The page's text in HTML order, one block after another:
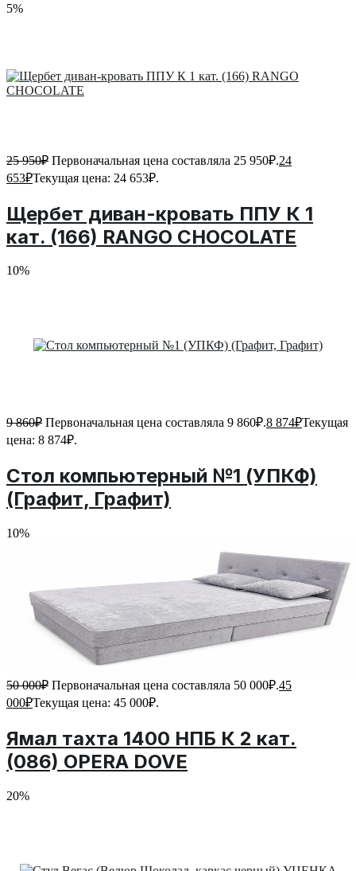
5%
25 950₽ Первоначальная цена составляла 25 950₽.24
653₽Текущая цена: 24 653₽.
Щербет диван-кровать ППУ К 1
кат. (166) RANGO CHOCOLATE
10%
9 860₽ Первоначальная цена составляла 9 860₽.8 874₽Текущая
цена: 8 874₽.
Стол компьютерный №1 (УПКФ)
(Графит, Графит)
10%
50 000₽ Первоначальная цена составляла 50 000₽.45
000₽Текущая цена: 45 000₽.
Ямал тахта 1400 НПБ К 2 кат.
(086) OPERA DOVE
20%